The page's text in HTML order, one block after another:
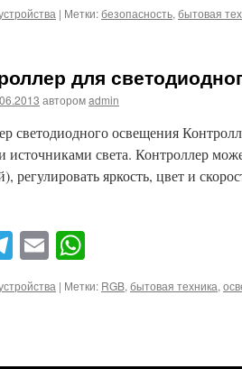
| Метки:безопасность, бытовая
для
авторомadmin
светодиодного освещения
источниками света. Контроллер
регулировать яркость, цвет и
Telegram
Email
| Метки: RGB, бытовая техника,